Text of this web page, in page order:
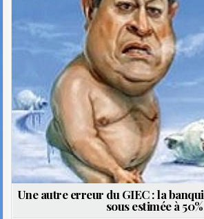
in
Une autre erreur du GIEC : la
sous estimée à 50%